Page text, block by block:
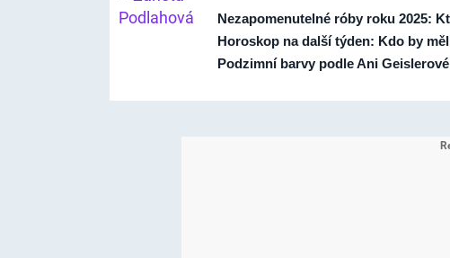
Nezapomenutelné róby roku 2025:
Horoskop na další týden: Kdo by
Podzimní barvy podle Ani